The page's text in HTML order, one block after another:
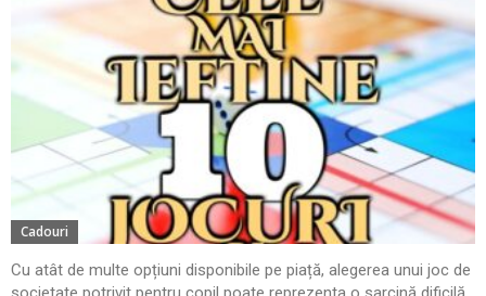
Cadouri
Cu atât de multe opțiuni disponibile pe piață, alegerea unui joc de